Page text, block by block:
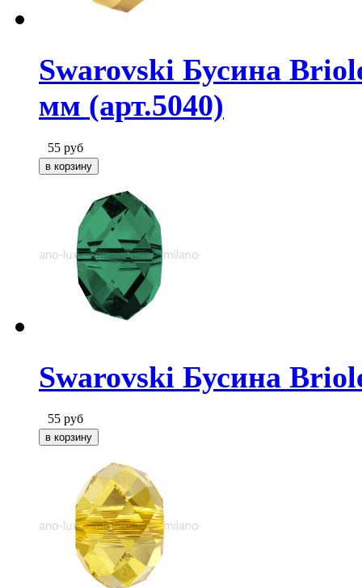
Swarovski Бусина
мм (арт.5040)
55 руб
Swarovski Бусина
55 руб